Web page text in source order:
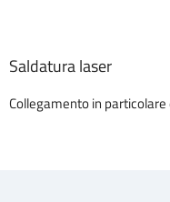
Saldatura laser
Collegamento in